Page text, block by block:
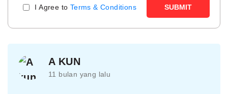
I Agree to Terms & Conditions SUBMIT
A KUN
11 bulan yang lalu